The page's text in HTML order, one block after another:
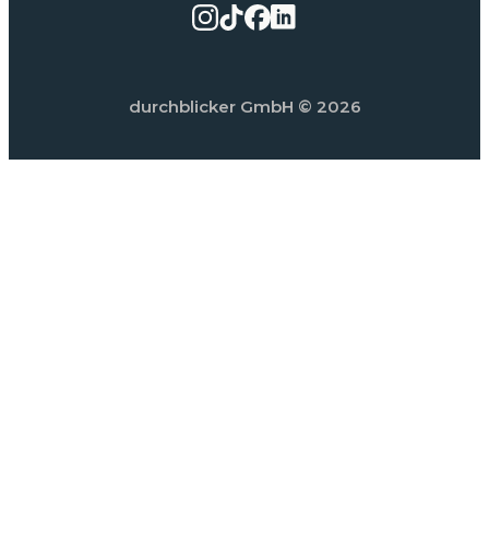
durchblicker GmbH © 2026